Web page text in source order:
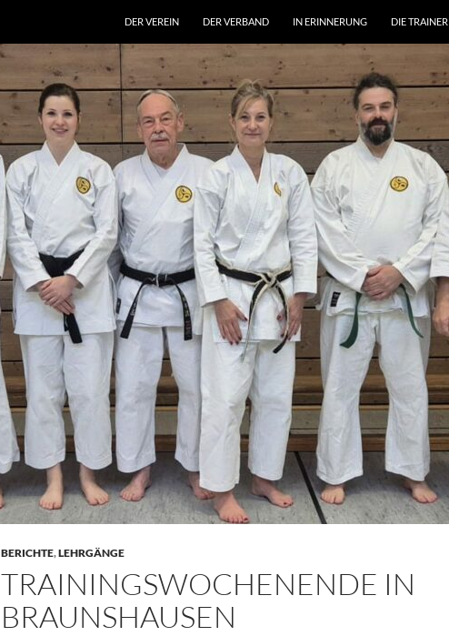
DER VEREIN DER VERBAND IN ERINNERUNG DIE TRAINER
BERICHTE,LEHRGÄNGE
TRAININGSWOCHENENDE IN
BRAUNSHAUSEN